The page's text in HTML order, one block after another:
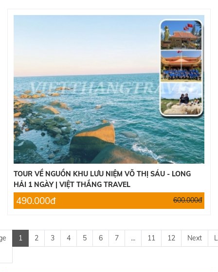
TOUR VỀ NGUỒN KHU LƯU NIỆM VÕ THỊ SÁU - LONG
HẢI 1 NGÀY | VIỆT THẮNG TRAVEL
490.000đ 600.000đ
1 2 3 4 5 6 7 ... 11 12 Next